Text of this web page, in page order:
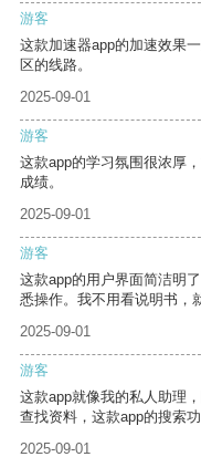
游客
这款加速器app的加速效果
区的线路。
2025-09-01
游客
这款app的学习氛围很浓厚
成绩。
2025-09-01
游客
这款app的用户界面简洁明
悉操作。我不用看说明书，
2025-09-01
游客
这款app就像我的私人助理
查找资料，这款app的搜索
2025-09-01